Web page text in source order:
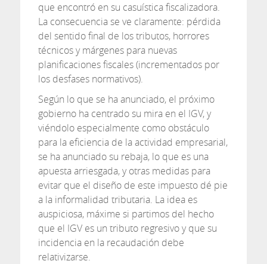
que encontró en su casuística fiscalizadora.
La consecuencia se ve claramente: pérdida
del sentido final de los tributos, horrores
técnicos y márgenes para nuevas
planificaciones fiscales (incrementados por
los desfases normativos).
Según lo que se ha anunciado, el próximo
gobierno ha centrado su mira en el IGV, y
viéndolo especialmente como obstáculo
para la eficiencia de la actividad empresarial,
se ha anunciado su rebaja, lo que es una
apuesta arriesgada, y otras medidas para
evitar que el diseño de este impuesto dé pie
a la informalidad tributaria. La idea es
auspiciosa, máxime si partimos del hecho
que el IGV es un tributo regresivo y que su
incidencia en la recaudación debe
relativizarse.